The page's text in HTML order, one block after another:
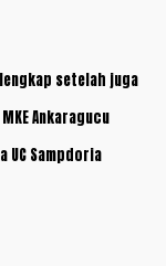
setelah juga
Ankaragucu
UC Sampdoria